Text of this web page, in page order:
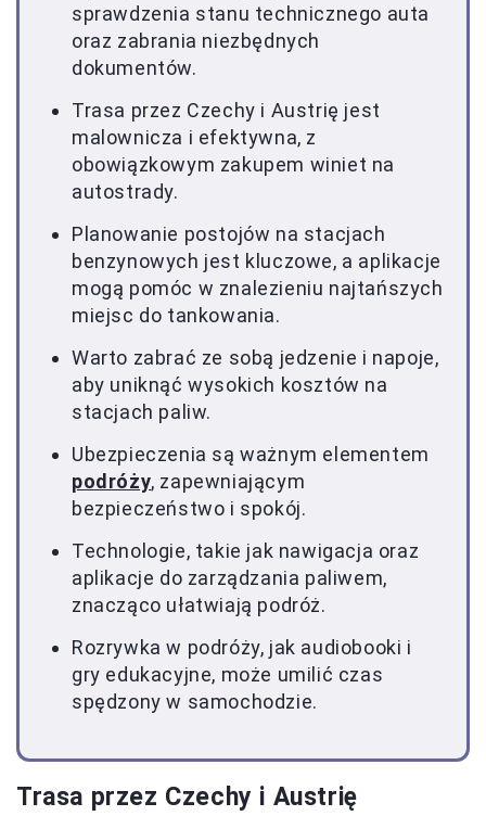
sprawdzenia stanu technicznego auta
oraz zabrania niezbędnych
dokumentów.
Trasa przez Czechy i Austrię jest
malownicza i efektywna, z
obowiązkowym zakupem winiet na
autostrady.
Planowanie postojów na stacjach
benzynowych jest kluczowe, a aplikacje
mogą pomóc w znalezieniu najtańszych
miejsc do tankowania.
Warto zabrać ze sobą jedzenie i napoje,
aby uniknąć wysokich kosztów na
stacjach paliw.
Ubezpieczenia są ważnym elementem
podróży, zapewniającym
bezpieczeństwo i spokój.
Technologie, takie jak nawigacja oraz
aplikacje do zarządzania paliwem,
znacząco ułatwiają podróż.
Rozrywka w podróży, jak audiobooki i
gry edukacyjne, może umilić czas
spędzony w samochodzie.
Trasa przez Czechy i Austrię